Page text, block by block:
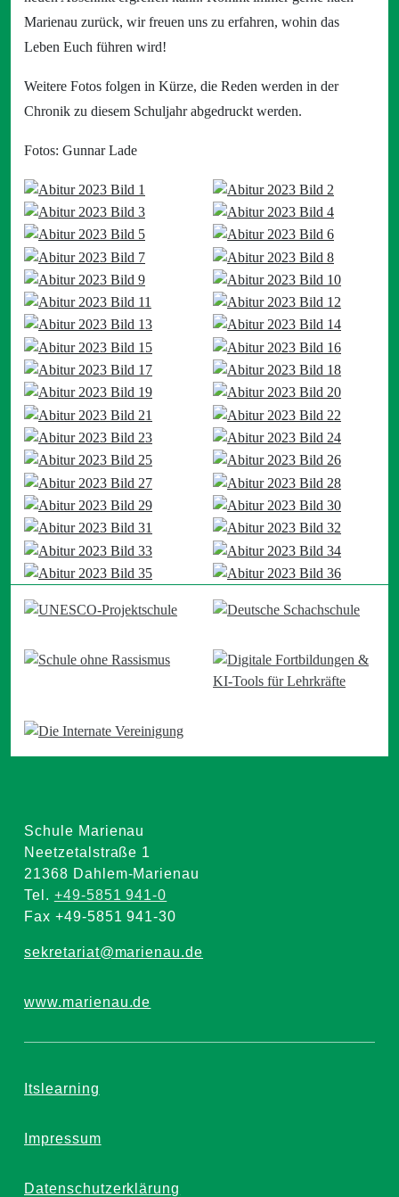
Marienau zurück, wir freuen uns zu erfahren, wohin das
Leben Euch führen wird!
Weitere Fotos folgen in Kürze, die Reden werden in der
Chronik zu diesem Schuljahr abgedruckt werden.
Fotos: Gunnar Lade
Schule Marienau
Neetzetalstraße 1
21368 Dahlem-Marienau
Tel. +49-5851 941-0
Fax +49-5851 941-30
sekretariat@marienau.de
www.marienau.de
Itslearning
Impressum
Datenschutzerklärung